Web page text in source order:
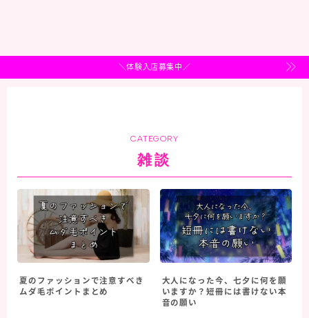
＼体験入店募集中／
CATEGORY
雑談
夏のファッションで注意すべき
ムダ毛ポイントまとめ
大人になった今、七夕に何を願
いますか？短冊には書けない本
音の願い